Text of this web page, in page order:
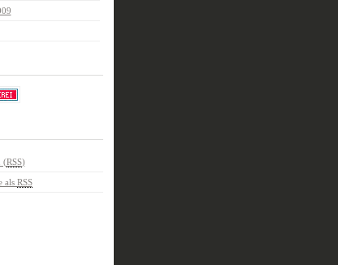
(RSS)
als RSS